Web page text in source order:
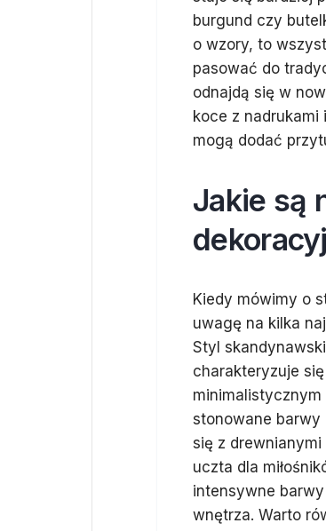
burgund czy
o wzory, to
pasować do
odnajdą się w
koce z
mogą dodać
Jakie są
Kiedy mówimy o
uwagę na kilka
Styl
charakteryzuje
stonowane barwy
się z
uczta dla
intensywne
wnętrza. Warto